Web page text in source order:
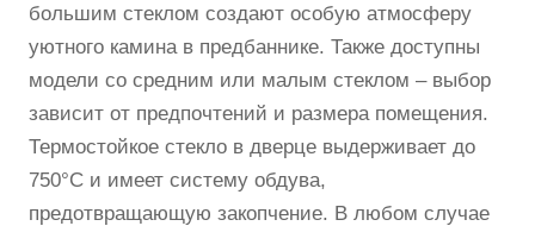
большим стеклом создают особую атмосферу
уютного камина в предбаннике. Также доступны
модели со средним или малым стеклом – выбор
зависит от предпочтений и размера помещения.
Термостойкое стекло в дверце выдерживает до
750°C и имеет систему обдува,
предотвращающую закопчение. В любом случае